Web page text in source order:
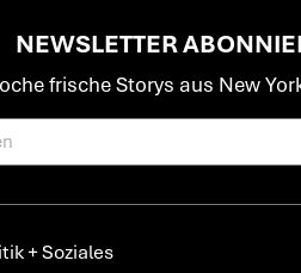
NEWSLETTER
frische Storys aus New
+ Soziales